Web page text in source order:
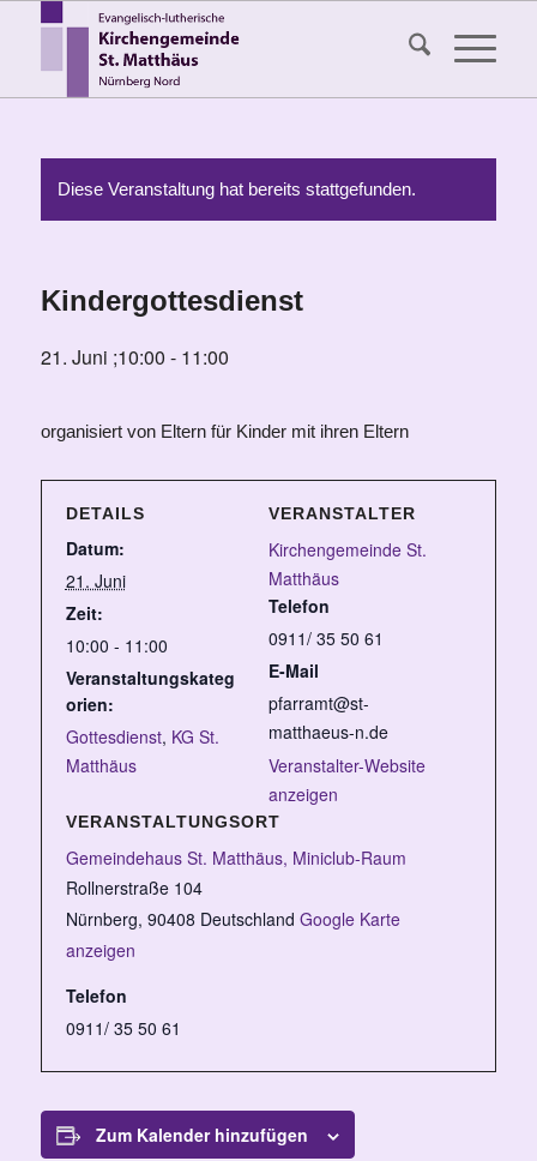
Diese Veranstaltung hat bereits stattgefunden.
Kindergottesdienst
21. Juni ;10:00 - 11:00
organisiert von Eltern für Kinder mit ihren Eltern
DETAILS
Datum:
21. Juni
Zeit:
10:00 - 11:00
Veranstaltungskateg
orien:
Gottesdienst, KG St.
Matthäus
VERANSTALTUNGSORT
Gemeindehaus St. Matthäus, Miniclub-Raum
Rollnerstraße 104
Nürnberg, 90408 Deutschland Google Karte
anzeigen
Telefon
0911/ 35 50 61
VERANSTALTER
Kirchengemeinde St.
Matthäus
Telefon
0911/ 35 50 61
E-Mail
pfarramt@st-
matthaeus-n.de
Veranstalter-Website
anzeigen
Zum Kalender hinzufügen